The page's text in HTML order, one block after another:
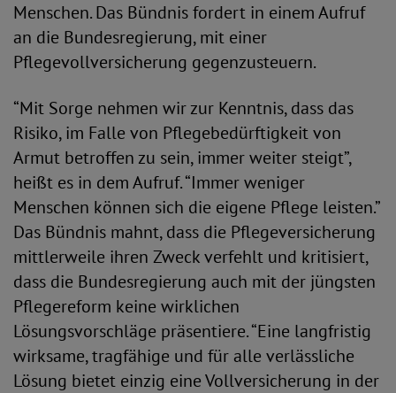
Menschen. Das Bündnis fordert in einem Aufruf
an die Bundesregierung, mit einer
Pflegevollversicherung gegenzusteuern.
“Mit Sorge nehmen wir zur Kenntnis, dass das
Risiko, im Falle von Pflegebedürftigkeit von
Armut betroffen zu sein, immer weiter steigt”,
heißt es in dem Aufruf. “Immer weniger
Menschen können sich die eigene Pflege leisten.”
Das Bündnis mahnt, dass die Pflegeversicherung
mittlerweile ihren Zweck verfehlt und kritisiert,
dass die Bundesregierung auch mit der jüngsten
Pflegereform keine wirklichen
Lösungsvorschläge präsentiere. “Eine langfristig
wirksame, tragfähige und für alle verlässliche
Lösung bietet einzig eine Vollversicherung in der